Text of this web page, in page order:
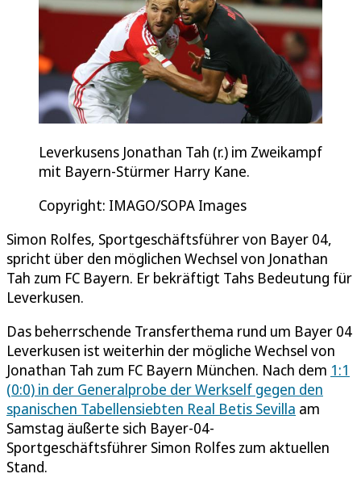
Leverkusens Jonathan Tah (r.) im Zweikampf
mit Bayern-Stürmer Harry Kane.
Copyright: IMAGO/SOPA Images
Simon Rolfes, Sportgeschäftsführer von Bayer 04,
spricht über den möglichen Wechsel von Jonathan
Tah zum FC Bayern. Er bekräftigt Tahs Bedeutung für
Leverkusen.
Das beherrschende Transferthema rund um Bayer 04
Leverkusen ist weiterhin der mögliche Wechsel von
Jonathan Tah zum FC Bayern München. Nach dem 1:1
(0:0) in der Generalprobe der Werkself gegen den
spanischen Tabellensiebten Real Betis Sevilla am
Samstag äußerte sich Bayer-04-
Sportgeschäftsführer Simon Rolfes zum aktuellen
Stand.